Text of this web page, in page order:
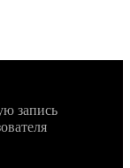
запись